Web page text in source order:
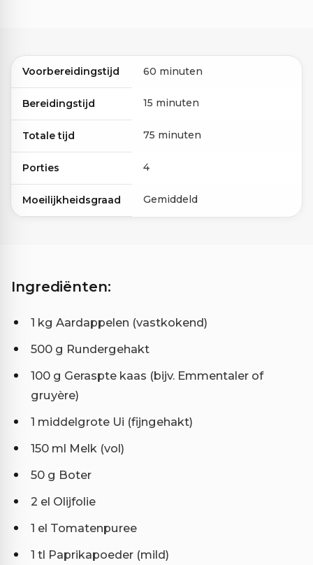
Voorbereidingstijd 60 minuten
Bereidingstijd 15 minuten
Totale tijd 75 minuten
Porties 4
Moeilijkheidsgraad Gemiddeld
Ingrediënten:
1 kg Aardappelen (vastkokend)
500 g Rundergehakt
100 g Geraspte kaas (bijv. Emmentaler of
gruyère)
1 middelgrote Ui (fijngehakt)
150 ml Melk (vol)
50 g Boter
2 el Olijfolie
1 el Tomatenpuree
1 tl Paprikapoeder (mild)